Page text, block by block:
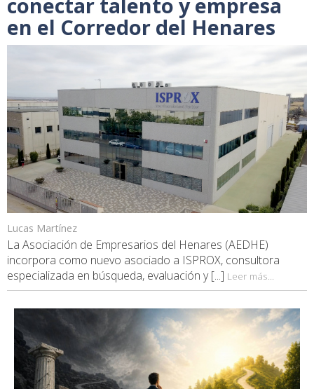
en el Corredor del Henares
Lucas Martínez
La Asociación de Empresarios del Henares (AEDHE)
incorpora como nuevo asociado a ISPROX, consultora
especializada en búsqueda, evaluación y [...] Leer más...